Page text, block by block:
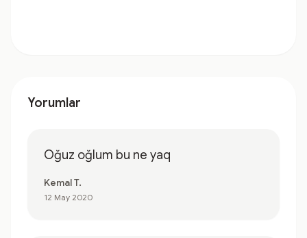
Yorumlar
Oğuz oğlum bu ne yaq
Kemal T.
12 May 2020